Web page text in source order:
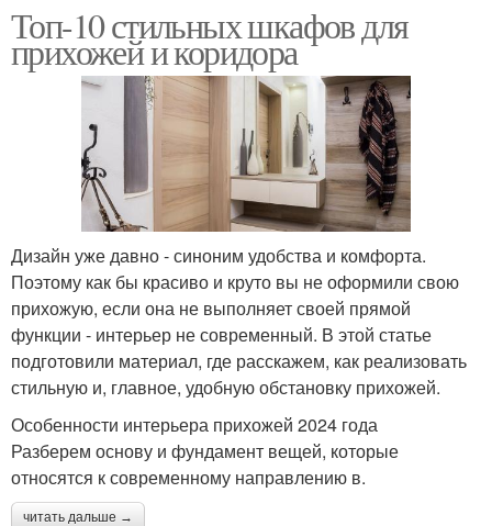
Топ-10 стильных шкафов для
прихожей и коридора
Дизайн уже давно - синоним удобства и комфорта.
Поэтому как бы красиво и круто вы не оформили свою
прихожую, если она не выполняет своей прямой
функции - интерьер не современный. В этой статье
подготовили материал, где расскажем, как реализовать
стильную и, главное, удобную обстановку прихожей.
Особенности интерьера прихожей 2024 года
Разберем основу и фундамент вещей, которые
относятся к современному направлению в.
читать дальше →